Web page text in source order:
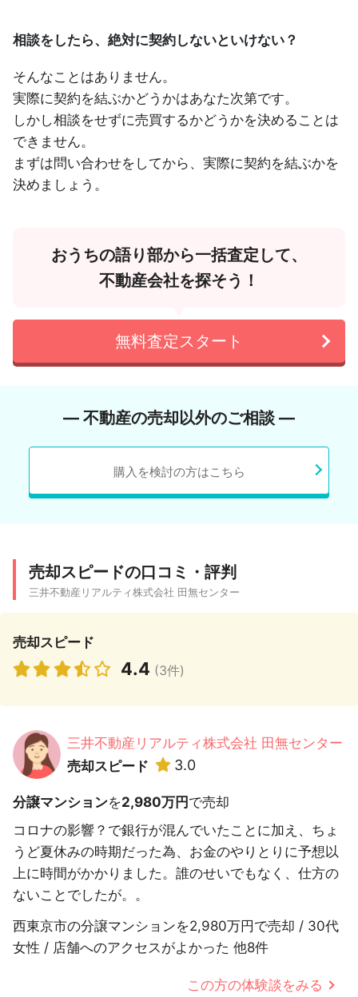
相談をしたら、絶対に契約しないといけない？
そんなことはありません。
実際に契約を結ぶかどうかはあなた次第です。
しかし相談をせずに売買するかどうかを決めることは
できません。
まずは問い合わせをしてから、実際に契約を結ぶかを
決めましょう。
おうちの語り部から一括査定して、
不動産会社を探そう！
無料査定スタート
― 不動産の売却以外のご相談 ―
購入を検討の方はこちら
売却スピードの口コミ・評判
三井不動産リアルティ株式会社 田無センター
売却スピード
4.4 (3件)
三井不動産リアルティ株式会社 田無センター
売却スピード
3.0
分譲マンションを2,980万円で売却
コロナの影響？で銀行が混んでいたことに加え、ちょ
うど夏休みの時期だった為、お金のやりとりに予想以
上に時間がかかりました。誰のせいでもなく、仕方の
ないことでしたが。。
西東京市の分譲マンションを2,980万円で売却 / 30代
女性 / 店舗へのアクセスがよかった 他8件
この方の体験談をみる